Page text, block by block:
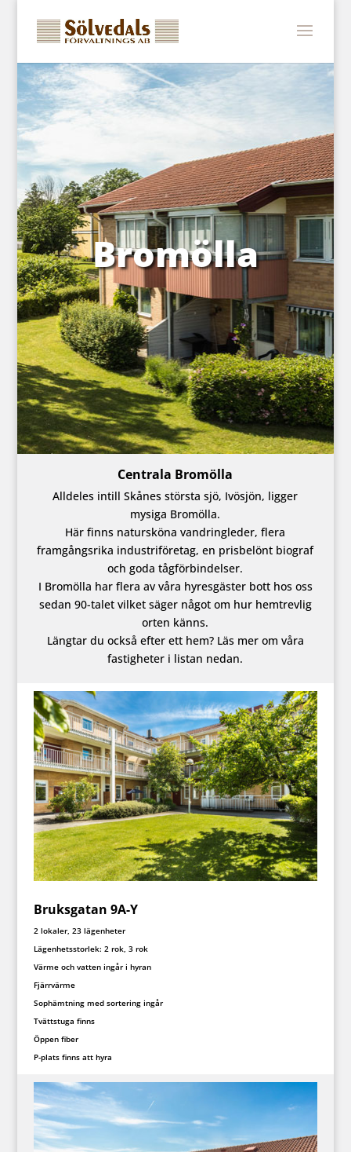
Bromölla
Centrala Bromölla
Alldeles intill Skånes största sjö, Ivösjön, ligger
mysiga Bromölla.
Här finns natursköna vandringleder, flera
framgångsrika industriföretag, en prisbelönt biograf
och goda tågförbindelser.
I Bromölla har flera av våra hyresgäster bott hos oss
sedan 90-talet vilket säger något om hur hemtrevlig
orten känns.
Längtar du också efter ett hem? Läs mer om våra
fastigheter i listan nedan.
Bruksgatan 9A-Y
2 lokaler, 23 lägenheter
Lägenhetsstorlek: 2 rok, 3 rok
Värme och vatten ingår i hyran
Fjärrvärme
Sophämtning med sortering ingår
Tvättstuga finns
Öppen fiber
P-plats finns att hyra